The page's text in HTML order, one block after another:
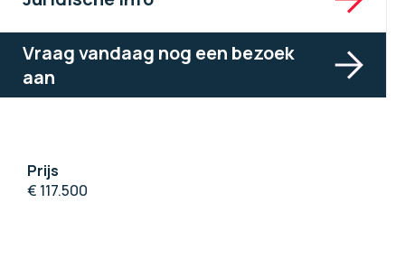
Vraag vandaag nog een bezoek
aan
Prijs
€ 117.500